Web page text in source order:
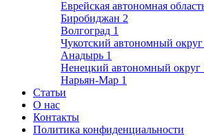
Еврейская автономная
Биробиджан 2
Волгоград 1
Чукотский автономный округ
Анадырь 1
Ненецкий автономный округ
Нарьян-Мар 1
Статьи
О нас
Контакты
Политика конфиденциальности